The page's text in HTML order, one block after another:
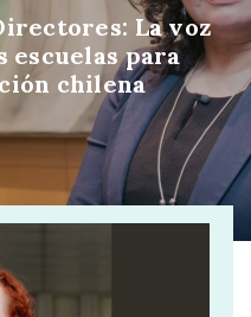
La voz
escuelas para
chilena